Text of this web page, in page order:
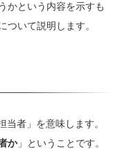
かという内容を示すも
ついて説明します。
当者」を意味します。
か」ということです。